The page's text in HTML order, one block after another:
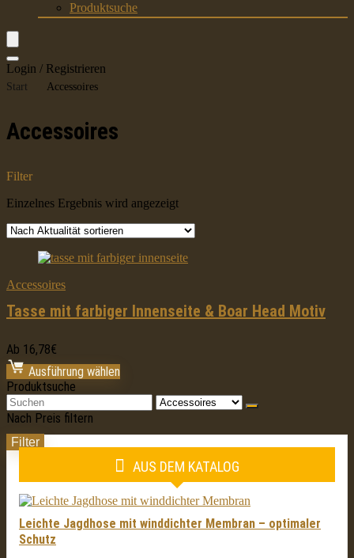
Produktsuche
Login / Registrieren
Start Accessoires
Accessoires
Filter
Einzelnes Ergebnis wird angezeigt
Accessoires
Tasse mit farbiger Innenseite & Boar Head Motiv
Ab 16,78€
Ausführung wählen
Produktsuche
Search
for:
Nach Preis filtern
Filter
AUS DEM KATALOG
Leichte Jagdhose mit winddichter Membran – optimaler
Schutz